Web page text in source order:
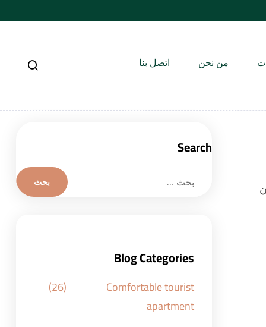
من نحن اتصل بنا
Search
Blog Categories
Comfortable tourist
apartment
(26)